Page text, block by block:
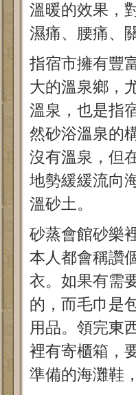
溫暖的效果，
濕痛、腰痛、
指宿市擁有豐
大的溫泉鄉，
溫泉，也是指
然砂浴溫泉的
沒有溫泉，但
地勢緩緩流向
溫砂土。
砂蒸會館砂樂
本人都會稱讚
衣。如果有需
的，而毛巾是
用品。領完東
裡有寄櫃箱，
準備的海灘鞋